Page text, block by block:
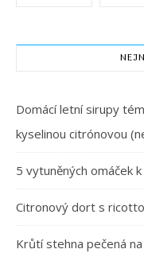
Domácí letní sirupy
kyselinou citrónovou
5 vytuněných omáček
Citronový dort s
Krůtí stehna pečená